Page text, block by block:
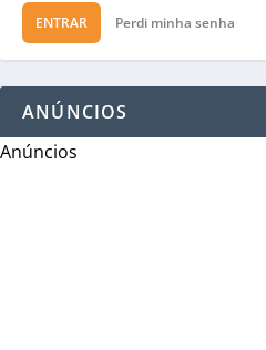
ENTRAR Perdi minha senha
ANÚNCIOS
Anúncios